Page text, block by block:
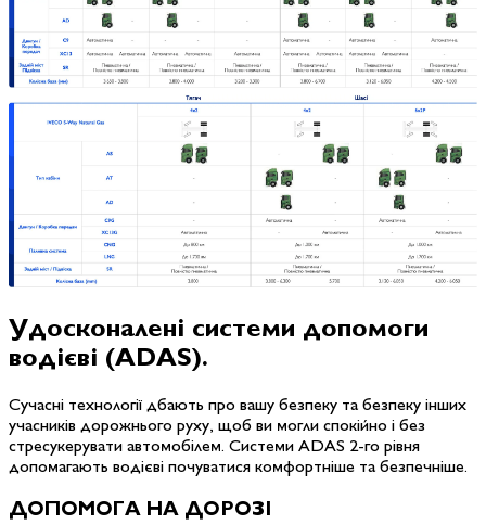
Удосконалені системи допомоги
водієві (ADAS).
Сучасні технології дбають про вашу безпеку та безпеку інших
учасників дорожнього руху, щоб ви могли спокійно і без
стресукерувати автомобілем. Системи ADAS 2-го рівня
допомагають водієві почуватися комфортніше та безпечніше.
ДОПОМОГА НА ДОРОЗІ